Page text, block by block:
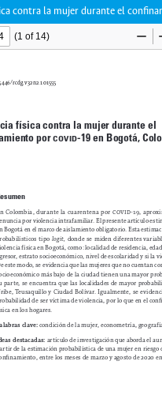
contra la mujer durante el